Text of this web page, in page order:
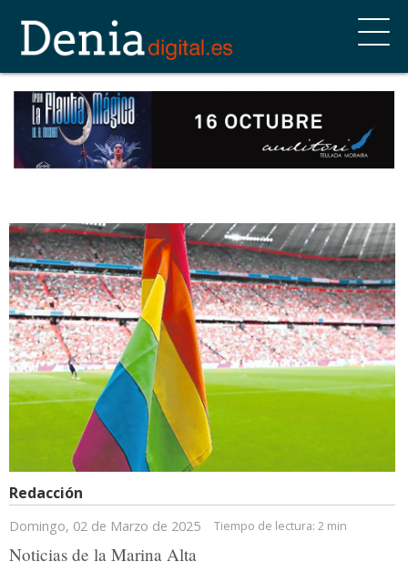
Redacción
Domingo, 02 de Marzo de 2025 Tiempo de lectura: 2 min
Noticias de la Marina Alta